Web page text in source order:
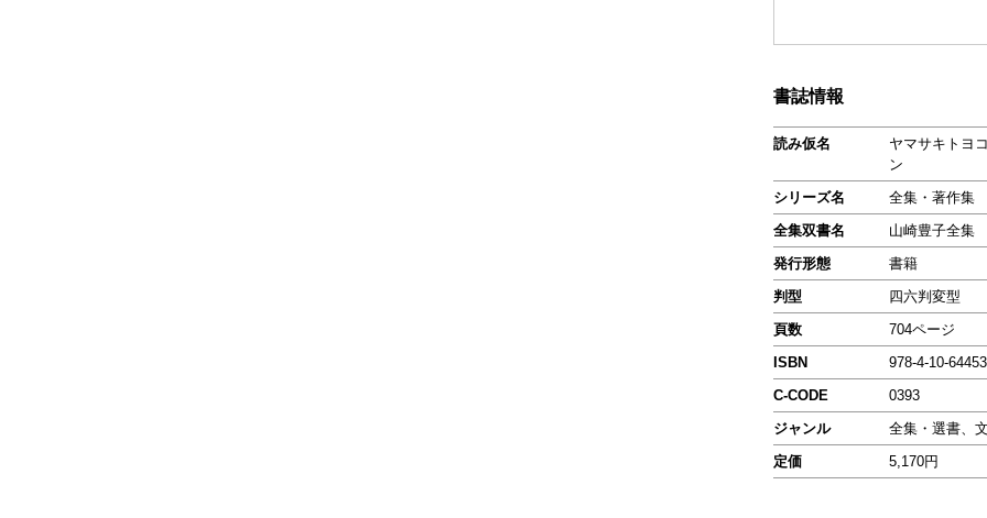
書誌情報
読み仮名
ヤマサキトヨ
ン
シリーズ名
全集・著作集
全集双書名
山崎豊子全集
発行形態
書籍
判型
四六判変型
頁数
704ページ
ISBN
978-4-10-
C-CODE
0393
ジャンル
全集・選書、
定価
5,170円